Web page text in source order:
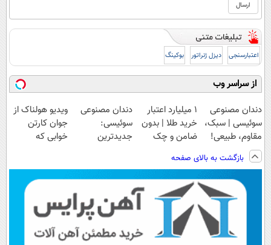
اعتبارسنجی دیزل ژنراتور بوکینگ
از سراسر وب
دندان مصنوعی
سوئیسی | سبک،
مقاوم، طبیعی!
ویزیت
رایگان+پرداخت
اقساطی😍
۱ میلیارد اعتبار
خرید طلا | بدون
ضامن و چک
دندان مصنوعی
سوئیسی:
جدیدترین
پرداخت قسطی
ویدیو هولناک از
جوان کارتن
خوابی که
بازگشت به بالای صفحه